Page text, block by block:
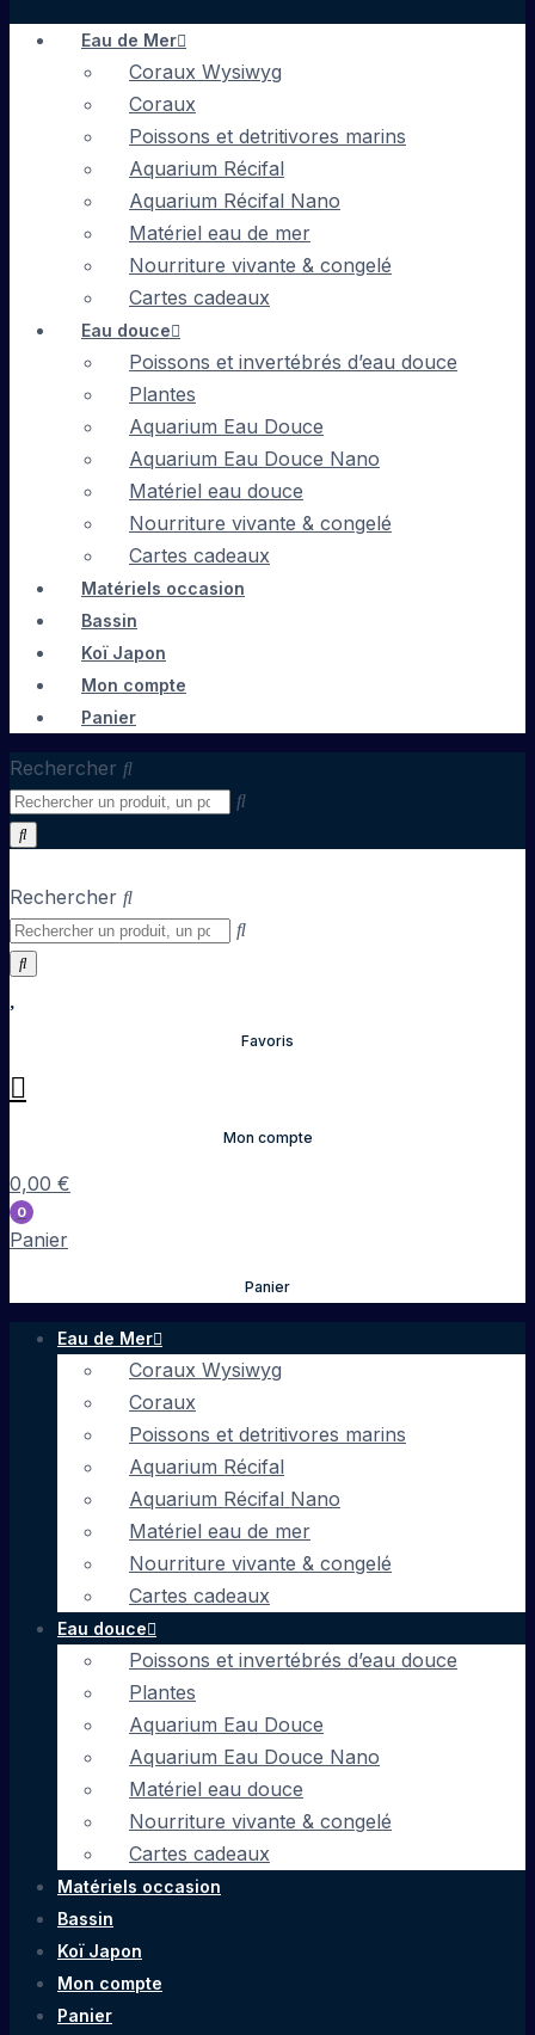
Eau de Mer
Coraux Wysiwyg
Coraux
Poissons et detritivores marins
Aquarium Récifal
Aquarium Récifal Nano
Matériel eau de mer
Nourriture vivante & congelé
Cartes cadeaux
Eau douce
Poissons et invertébrés d’eau douce
Plantes
Aquarium Eau Douce
Aquarium Eau Douce Nano
Matériel eau douce
Nourriture vivante & congelé
Cartes cadeaux
Matériels occasion
Bassin
Koï Japon
Mon compte
Panier
Rechercher
Rechercher
Favoris
Mon compte
0,00 €
0
Panier
Panier
Eau de Mer
Coraux Wysiwyg
Coraux
Poissons et detritivores marins
Aquarium Récifal
Aquarium Récifal Nano
Matériel eau de mer
Nourriture vivante & congelé
Cartes cadeaux
Eau douce
Poissons et invertébrés d’eau douce
Plantes
Aquarium Eau Douce
Aquarium Eau Douce Nano
Matériel eau douce
Nourriture vivante & congelé
Cartes cadeaux
Matériels occasion
Bassin
Koï Japon
Mon compte
Panier